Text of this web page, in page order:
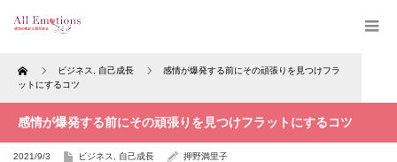
Home ビジネス 自己成長
感情が爆発する前にその頑張りを見つけフラ
ットにするコツ
感情が爆発する前にその頑張りを見つけフラットにするコツ
2021/9/3 ビジネス 自己成長 押野満里子